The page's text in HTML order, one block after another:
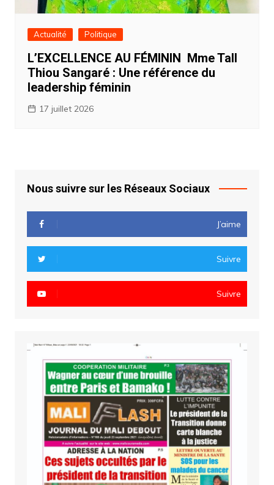
Actualité Politique
L’EXCELLENCE AU FÉMININ Mme Tall
Thiou Sangaré : Une référence du
leadership féminin
17 juillet 2026
Nous suivre sur les Réseaux Sociaux
J’aime
Suivre
Suivre